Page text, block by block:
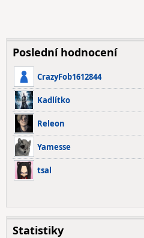
Poslední hodnocení
CrazyFob1612844
Kadlítko
Releon
Yamesse
tsal
Statistiky